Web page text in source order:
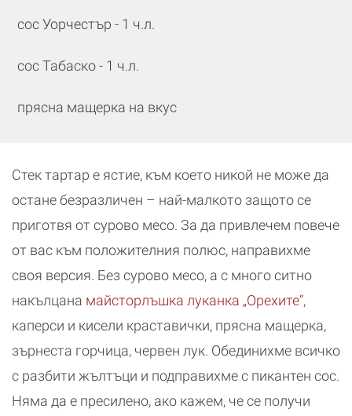
сос Уорчестър - 1 ч.л.
сос Табаско - 1 ч.л.
прясна мащерка на вкус
Стек тартар е ястие, към което никой не може да
остане безразличен – най-малкото защото се
приготвя от сурово месо. За да привлечем повече
от вас към положителния полюс, направихме
своя версия. Без сурово месо, а с много ситно
накълцана майсторлъшка луканка „Орехите“,
каперси и кисели краставички, прясна мащерка,
зърнеста горчица, червен лук. Обединихме всичко
с разбити жълтъци и подправихме с пикантен сос.
Няма да е пресилено, ако кажем, че се получи